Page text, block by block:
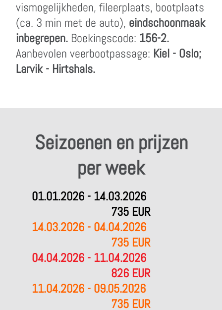
vismogelijkheden, fileerplaats, bootplaats
(ca. 3 min met de auto), eindschoonmaak
inbegrepen. Boekingscode: 156-2.
Aanbevolen veerbootpassage: Kiel - Oslo;
Larvik - Hirtshals.
Seizoenen en prijzen
per week
01.01.2026 - 14.03.2026
735 EUR
14.03.2026 - 04.04.2026
735 EUR
04.04.2026 - 11.04.2026
826 EUR
11.04.2026 - 09.05.2026
735 EUR